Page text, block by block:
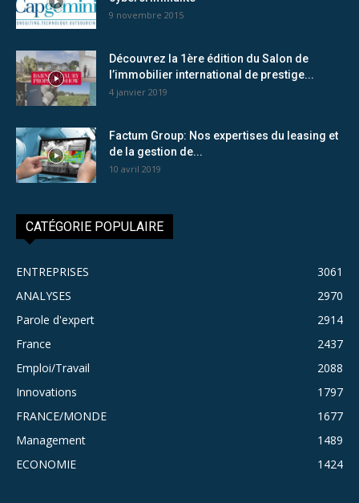
9 novembre 2015
Découvrez la 1ère édition du Salon de
l’immobilier international de prestige...
4 janvier 2019
Factum Group: Nos expertises du leasing et
de la gestion de...
10 avril 2019
CATÉGORIE POPULAIRE
ENTREPRISES
3061
ANALYSES
2970
Parole d'expert
2914
France
2437
Emploi/Travail
2088
Innovations
1797
FRANCE/MONDE
1677
Management
1489
ECONOMIE
1424